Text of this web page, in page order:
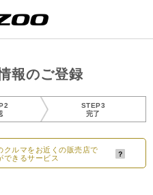
報のご登録
STEP3
完了
クルマをお近くの販売店で
できるサービス